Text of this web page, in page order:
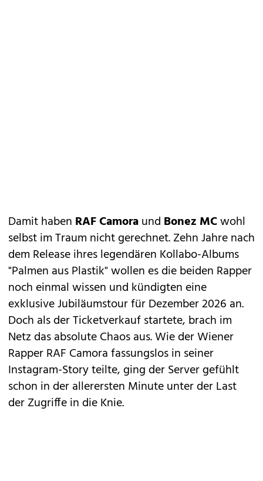
Damit haben RAF Camoraund Bonez MCwohl
selbst im Traum nicht gerechnet. Zehn Jahre nach
dem Release ihres legendären Kollabo-Albums
"Palmen aus Plastik" wollen es die beiden Rapper
noch einmal wissen und kündigten eine
exklusive Jubiläumstour für Dezember 2026 an.
Doch als der Ticketverkauf startete, brach im
Netz das absolute Chaos aus. Wie der Wiener
Rapper RAF Camora fassungslos in seiner
Instagram-Story teilte, ging der Server gefühlt
schon in der allerersten Minute unter der Last
der Zugriffe in die Knie.